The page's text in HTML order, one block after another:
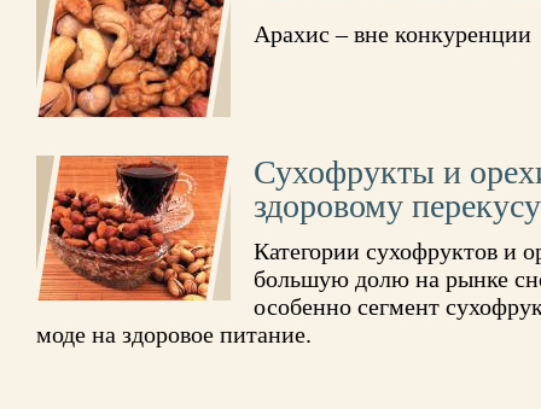
Арахис – вне конкуренции
Сухофрукты и
здоровому перекусу
Категории сухофруктов и
большую долю на рынке
особенно сегмент
моде на здоровое питание.